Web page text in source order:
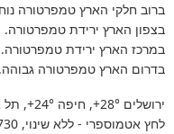
ברוב חלקי הארץ טמפרטורה נוחה,
בצפון הארץ ירידת טמפרטורה.
במרכז הארץ ירידת טמפרטורה.
בדרום הארץ טמפרטורה גבוהה.
ירושלים +28°, חיפה +24°, תל
לחץ אטמוספרי - ללא שינוי, 730 מ"מ / כספית עמ '